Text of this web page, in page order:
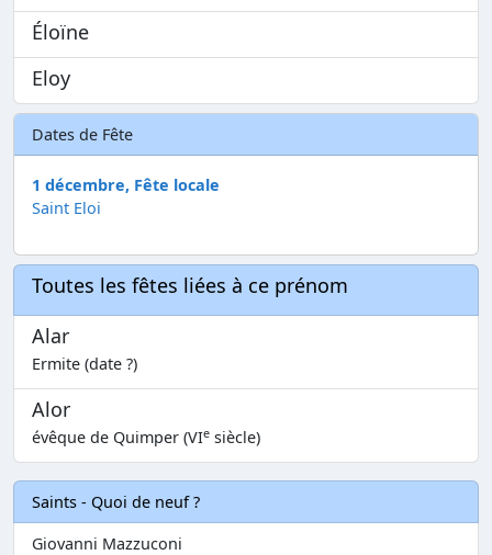
Éloïne
Eloy
Dates de Fête
1 décembre, Fête locale
Saint Eloi
Toutes les fêtes liées à ce prénom
Alar
Ermite (date ?)
Alor
évêque de Quimper (VIe siècle)
Saints - Quoi de neuf ?
Giovanni Mazzuconi